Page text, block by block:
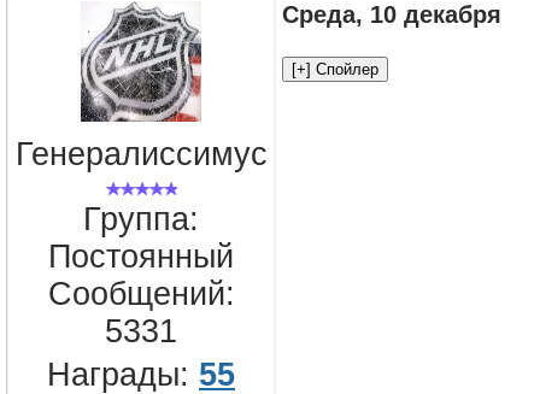
Генералиссимус
Группа:
Постоянный
Сообщений:
5331
Награды: 55
Среда, 10 декабря